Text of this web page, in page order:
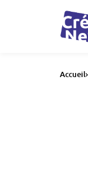
Accueil